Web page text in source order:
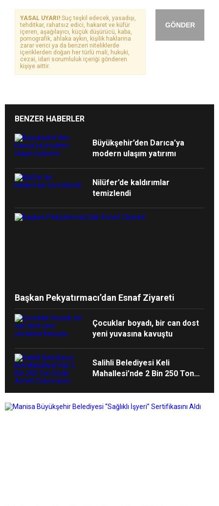
GÖNDER
YASAL UYARI! Suç teşkil edecek, yasadışı,
tehditkar, rahatsız edici, hakaret ve küfür
içeren, aşağılayıcı, küçük düşürücü, kaba,
pornografik, ahlaka aykırı, kişilik haklarına
zarar verici ya da benzeri niteliklerde
içeriklerden doğan her türlü mali, hukuki,
cezai, idari sorumluluk içeriği gönderen
kişiye aittir.
BENZER HABERLER
Büyükşehir’den Darıca’ya
modern ulaşım yatırımı
Nilüfer’de kaldırımlar
temizlendi
Başkan Pekyatırmacı’dan Esnaf Ziyareti
Çocuklar boyadı, bir can dost
yeni yuvasına kavuştu
Salihli Belediyesi Keli
Mahallesi’nde 2 Bin 250 Ton
Tamamladı